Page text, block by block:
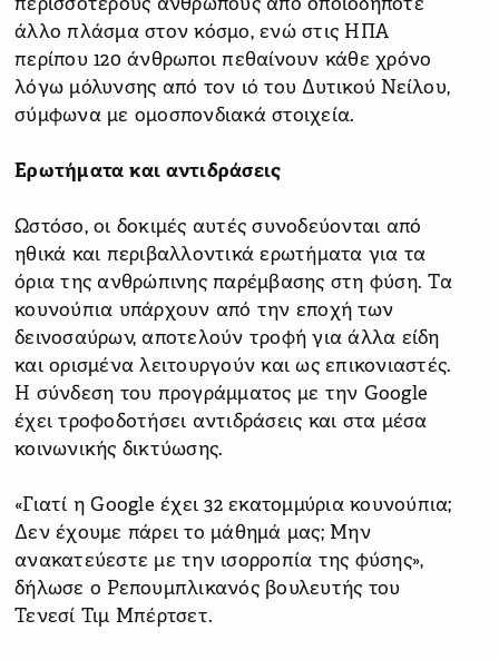
περισσότερους ανθρώπους από οποιοδήποτε
άλλο πλάσμα στον κόσμο, ενώ στις ΗΠΑ
περίπου 120 άνθρωποι πεθαίνουν κάθε χρόνο
λόγω μόλυνσης από τον ιό του Δυτικού Νείλου,
σύμφωνα με ομοσπονδιακά στοιχεία.
Ερωτήματα και αντιδράσεις
Ωστόσο, οι δοκιμές αυτές συνοδεύονται από
ηθικά και περιβαλλοντικά ερωτήματα για τα
όρια της ανθρώπινης παρέμβασης στη φύση. Τα
κουνούπια υπάρχουν από την εποχή των
δεινοσαύρων, αποτελούν τροφή για άλλα είδη
και ορισμένα λειτουργούν και ως επικονιαστές.
Η σύνδεση του προγράμματος με την Google
έχει τροφοδοτήσει αντιδράσεις και στα μέσα
κοινωνικής δικτύωσης.
«Γιατί η Google έχει 32 εκατομμύρια κουνούπια;
Δεν έχουμε πάρει το μάθημά μας; Μην
ανακατεύεστε με την ισορροπία της φύσης»,
δήλωσε ο Ρεπουμπλικανός βουλευτής του
Τενεσί Τιμ Μπέρτσετ.